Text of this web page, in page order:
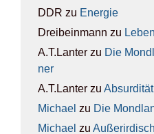
DDR zu Ener­gie
Dreibeinmann zu
A.T.Lanter zu Die
ner
A.T.Lanter zu
Michael zu Die
Michael zu